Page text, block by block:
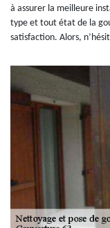
à assurer la meilleure
type et tout état de la
satisfaction. Alors,